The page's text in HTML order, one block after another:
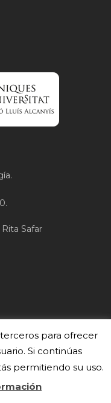
Safar
© 2020 Cirubuca
para ofrecer
Si continúas
permitiendo su uso.